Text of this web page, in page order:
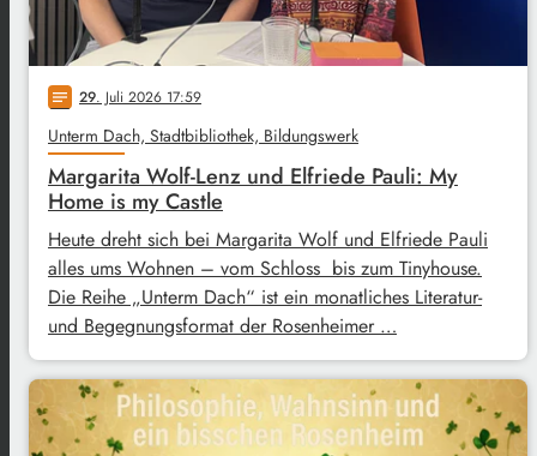
notes 29. Juli 2026 17:59
Unterm Dach, Stadtbibliothek, Bildungswerk
Margarita Wolf-Lenz und Elfriede Pauli: My
Home is my Castle
Heute dreht sich bei Margarita Wolf und Elfriede Pauli
alles ums Wohnen – vom Schloss bis zum Tinyhouse.
Die Reihe „Unterm Dach“ ist ein monatliches Literatur-
und Begegnungsformat der Rosenheimer …